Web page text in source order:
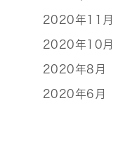
2020年11月
2020年10月
2020年8月
2020年6月